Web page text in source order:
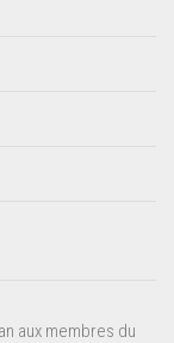
aux membres du